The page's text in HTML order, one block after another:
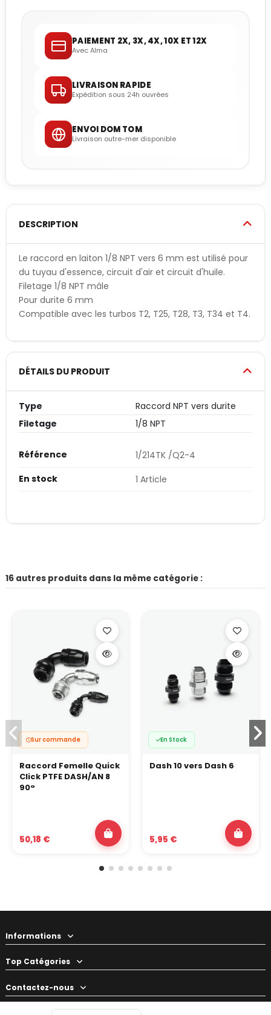
PAIEMENT 2X, 3X, 4X, 10X ET 12X
Avec Alma
LIVRAISON RAPIDE
Expédition sous 24h ouvrées
ENVOI DOM TOM
Livraison outre-mer disponible
DESCRIPTION
Le raccord en laiton 1/8 NPT vers 6 mm est utilisé pour
du tuyau d'essence, circuit d'air et circuit d'huile.
Filetage 1/8 NPT mâle
Pour durite 6 mm
Compatible avec les turbos T2, T25, T28, T3, T34 et T4.
DÉTAILS DU PRODUIT
Type
Raccord NPT vers durite
Filetage
1/8 NPT
Référence
1/214TK /Q2-4
En stock
1 Article
16 autres produits dans la même catégorie :
Sur commande
Raccord Femelle Quick
Click PTFE DASH/AN 8
90°
50,18 €
En Stock
Dash 10 vers Dash 6
5,95 €
Informations
Top Catégories
Contactez-nous